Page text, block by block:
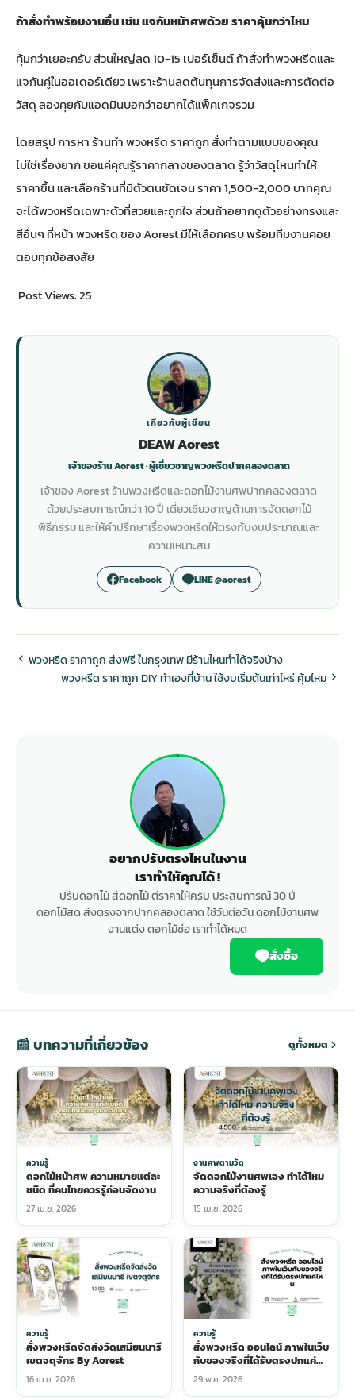
ถ้าสั่งทำพร้อมงานอื่น เช่น แจกันหน้าศพด้วย ราคาคุ้มกว่าไหม
คุ้มกว่าเยอะครับ ส่วนใหญ่ลด 10-15 เปอร์เซ็นต์ ถ้าสั่งทำพวงหรีดและ
แจกันคู่ในออเดอร์เดียว เพราะร้านลดต้นทุนการจัดส่งและการตัดต่อ
วัสดุ ลองคุยกับแอดมินบอกว่าอยากได้แพ็คเกจรวม
โดยสรุป การหาร้านทำ พวงหรีด ราคาถูก สั่งทำตามแบบของคุณ
ไม่ใช่เรื่องยาก ขอแค่คุณรู้ราคากลางของตลาด รู้ว่าวัสดุไหนทำให้
ราคาขึ้น และเลือกร้านที่มีตัวตนชัดเจน ราคา 1,500-2,000 บาทคุณ
จะได้พวงหรีดเฉพาะตัวที่สวยและถูกใจ ส่วนถ้าอยากดูตัวอย่างทรงและ
สีอื่นๆ ที่หน้า พวงหรีด ของ Aorestมีให้เลือกครบ พร้อมทีมงานคอย
ตอบทุกข้อสงสัย
Post Views:25
เกี่ยวกับผู้เขียน
DEAW Aorest
เจ้าของร้าน Aorest · ผู้เชี่ยวชาญพวงหรีดปากคลองตลาด
เจ้าของ Aorest ร้านพวงหรีดและดอกไม้งานศพปากคลองตลาด
ด้วยประสบการณ์กว่า 10 ปี เดี่ยวเชี่ยวชาญด้านการจัดดอกไม้
พิธีกรรม และให้คำปรึกษาเรื่องพวงหรีดให้ตรงกับงบประมาณและ
ความเหมาะสม
Facebook LINE @aorest
พวงหรีด ราคาถูก ส่งฟรี ในกรุงเทพ มีร้านไหนทำได้จริงบ้าง
พวงหรีด ราคาถูก DIY ทำเองที่บ้าน ใช้งบเริ่มต้นเท่าไหร่ คุ้มไหม
อยากปรับตรงไหนในงาน
เราทำให้คุณได้ !
ปรับดอกไม้ สีดอกไม้ ตีราคาให้ครับ ประสบการณ์ 30 ปี
ดอกไม้สด ส่งตรงจากปากคลองตลาด ใช้วันต่อวัน ดอกไม้งานศพ
งานแต่ง ดอกไม้ช่อ เราทำได้หมด
สั่งซื้อ
📰 บทความที่เกี่ยวข้อง ดูทั้งหมด
ความรู้
ดอกไม้หน้าศพ ความหมายแต่ละ
ชนิด ที่คนไทยควรรู้ก่อนจัดงาน
27 เม.ย. 2026
งานศพตามวัด
จัดดอกไม้งานศพเอง ทำได้ไหม
ความจริงที่ต้องรู้
15 เม.ย. 2026
ความรู้
สั่งพวงหรีดจัดส่งวัดเสมียนนารี
เขตจตุจักร By Aorest
16 เม.ย. 2026
ความรู้
สั่งพวงหรีด ออนไลน์ ภาพในเว็บ
กับของจริงที่ได้รับตรงปกแค่
ไหน
29 พ.ค. 2026